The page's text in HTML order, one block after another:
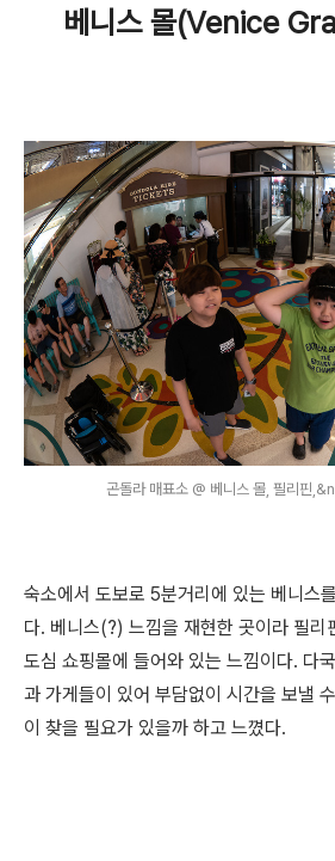
베니스 몰(Venice
곤돌라 매표소 @ 베니스 몰, 필리핀
숙소에서 도보로 5분거리에 있는 베니스
다. 베니스(?) 느낌을 재현한 곳이라 필리
도심 쇼핑몰에 들어와 있는 느낌이다. 다
과 가게들이 있어 부담없이 시간을 보낼
이 찾을 필요가 있을까 하고 느꼈다.